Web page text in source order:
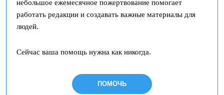
небольшое ежемесячное пожертвование помогает
работать редакции и создавать важные материалы для
людей.
Сейчас ваша помощь нужна как никогда.
ПОМОЧЬ